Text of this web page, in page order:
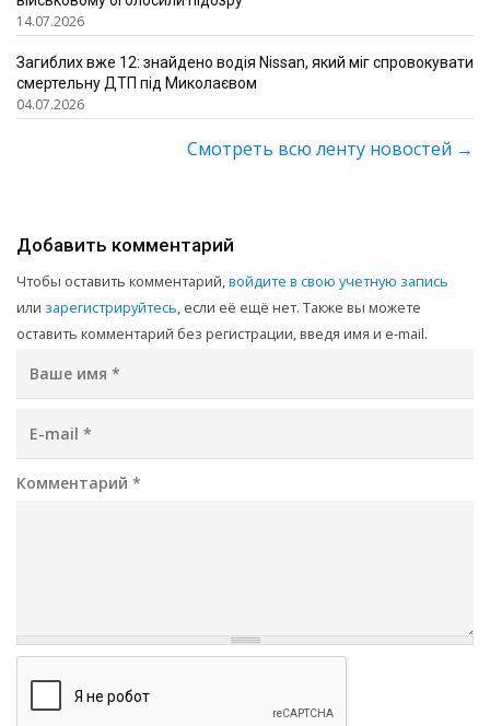
14.07.2026
Загиблих вже 12: знайдено водія Nissan, який міг спровокувати
смертельну ДТП під Миколаєвом
04.07.2026
Смотреть всю ленту новостей →
Добавить комментарий
Чтобы оставить комментарий, войдите в свою учетную запись
или зарегистрируйтесь , если её ещё нет. Также вы можете
оставить комментарий без регистрации, введя имя и e-mail.
Комментарий *